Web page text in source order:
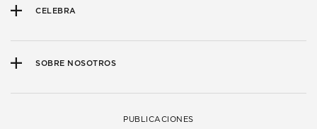
CELEBRA
SOBRE NOSOTROS
PUBLICACIONES